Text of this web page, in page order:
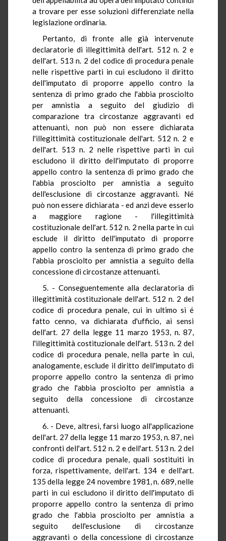
a trovare per esse soluzioni differenziate nella
legislazione ordinaria.
Pertanto, di fronte alle già intervenute
declaratorie di illegittimità dell'art. 512 n. 2 e
dell'art. 513 n. 2 del codice di procedura penale
nelle rispettive parti in cui escludono il diritto
dell'imputato di proporre appello contro la
sentenza di primo grado che l'abbia prosciolto
per amnistia a seguito del giudizio di
comparazione tra circostanze aggravanti ed
attenuanti, non può non essere dichiarata
l'illegittimità costituzionale dell'art. 512 n. 2 e
dell'art. 513 n. 2 nelle rispettive parti in cui
escludono il diritto dell'imputato di proporre
appello contro la sentenza di primo grado che
l'abbia prosciolto per amnistia a seguito
dell'esclusione di circostanze aggravanti. Né
può non essere dichiarata - ed anzi deve esserlo
a maggiore ragione - l'illegittimità
costituzionale dell'art. 512 n. 2 nella parte in cui
esclude il diritto dell'imputato di proporre
appello contro la sentenza di primo grado che
l'abbia prosciolto per amnistia a seguito della
concessione di circostanze attenuanti.
5. - Conseguentemente alla declaratoria di
illegittimità costituzionale dell'art. 512 n. 2 del
codice di procedura penale, cui in ultimo si é
fatto cenno, va dichiarata d'ufficio, ai sensi
dell'art. 27 della legge 11 marzo 1953, n. 87,
l'illegittimità costituzionale dell'art. 513 n. 2 del
codice di procedura penale, nella parte in cui,
analogamente, esclude il diritto dell'imputato di
proporre appello contro la sentenza di primo
grado che l'abbia prosciolto per amnistia a
seguito della concessione di circostanze
attenuanti.
6. - Deve, altresì, farsi luogo all'applicazione
dell'art. 27 della legge 11 marzo 1953, n. 87, nei
confronti dell'art. 512 n. 2 e dell'art. 513 n. 2 del
codice di procedura penale, quali sostituiti in
forza, rispettivamente, dell'art. 134 e dell'art.
135 della legge 24 novembre 1981, n. 689, nelle
parti in cui escludono il diritto dell'imputato di
proporre appello contro la sentenza di primo
grado che l'abbia prosciolto per amnistia a
seguito dell'esclusione di circostanze
aggravanti o della concessione di circostanze